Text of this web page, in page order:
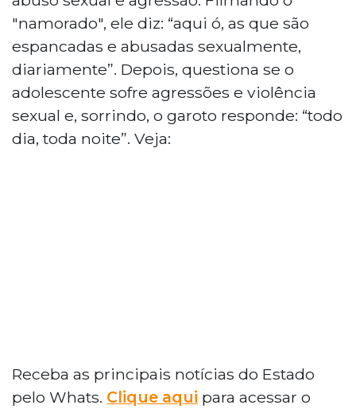
"namorado", ele diz: “aqui ó, as que são
espancadas e abusadas sexualmente,
diariamente”. Depois, questiona se o
adolescente sofre agressões e violência
sexual e, sorrindo, o garoto responde: “todo
dia, toda noite”. Veja:
Receba as principais notícias do Estado
pelo Whats. Clique aqui para acessar o